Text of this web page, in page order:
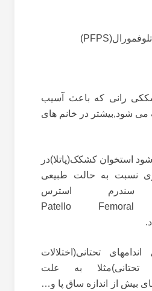
رانی که باعث آسیب
شود,بیشتر در خانم های
استخوان کشکک(پاتلا)در
نسبت به حالت طبیعی
سندرم استرس
Patello Femoral
تحتانی(اختلالات
تحتانی)مثلا به علت
بیش از اندازه ساق پا و…